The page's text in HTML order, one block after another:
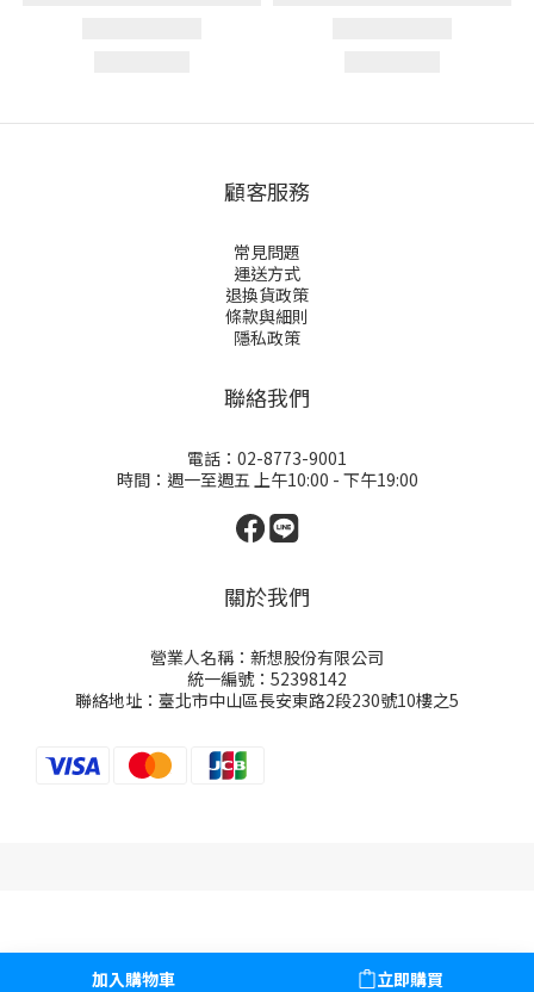
加入購物車 立即購買
顧客服務
常見問題
運送方式
退換貨政策
條款與細則
隱私政策
聯絡我們
電話：02-8773-9001
時間：週一至週五 上午10:00 - 下午19:00
關於我們
營業人名稱：新想股份有限公司
統一編號：52398142
聯絡地址：臺北市中山區長安東路2段230號10樓之5